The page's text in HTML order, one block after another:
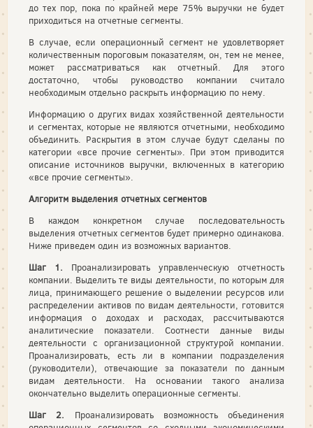
до тех пор, пока по крайней мере 75% выручки не будет
приходиться на отчетные сегменты.
В случае, если операционный сегмент не удовлетворяет
количественным пороговым показателям, он, тем не менее,
может рассматриваться как отчетный. Для этого
достаточно, чтобы руководство компании считало
необходимым отдельно раскрыть информацию по нему.
Информацию о других видах хозяйственной деятельности
и сегментах, которые не являются отчетными, необходимо
объединить. Раскрытия в этом случае будут сделаны по
категории «все прочие сегменты». При этом приводится
описание источников выручки, включенных в категорию
«все прочие сегменты».
Алгоритм выделения отчетных сегментов
В каждом конкретном случае последовательность
выделения отчетных сегментов будет примерно одинакова.
Ниже приведем один из возможных вариантов.
Шаг 1. Проанализировать управленческую отчетность
компании. Выделить те виды деятельности, по которым для
лица, принимающего решение о выделении ресурсов или
распределении активов по видам деятельности, готовится
информация о доходах и расходах, рассчитываются
аналитические показатели. Соотнести данные виды
деятельности с организационной структурой компании.
Проанализировать, есть ли в компании подразделения
(руководители), отвечающие за показатели по данным
видам деятельности. На основании такого анализа
окончательно выделить операционные сегменты.
Шаг 2. Проанализировать возможность объединения